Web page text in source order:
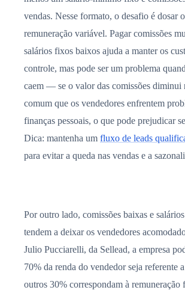
vendas. Nesse formato, o desafio é dosar
remuneração variável. Pagar comissões
salários fixos baixos ajuda a manter os
controle, mas pode ser um problema
caem — se o valor das comissões diminui
comum que os vendedores enfrentem
finanças pessoais, o que pode prejudicar
Dica: mantenha um fluxo de leads
para evitar a queda nas vendas e a
Por outro lado, comissões baixas e
tendem a deixar os vendedores
Julio Pucciarelli, da Sellead, a empresa
70% da renda do vendedor seja referente
outros 30% correspondam à remuneração